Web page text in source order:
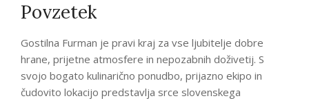
Povzetek
Gostilna Furman je pravi kraj za vse ljubitelje dobre
hrane, prijetne atmosfere in nepozabnih doživetij. S
svojo bogato kulinarično ponudbo, prijazno ekipo in
čudovito lokacijo predstavlja srce slovenskega